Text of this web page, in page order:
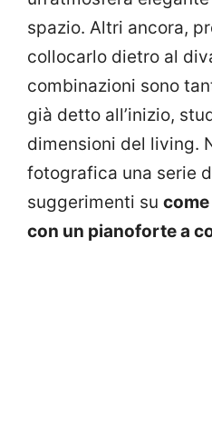
spazio. Altri ancora,
collocarlo dietro al
combinazioni sono
già detto all’inizio,
dimensioni del living.
fotografica una serie
suggerimenti su
con un pianoforte a